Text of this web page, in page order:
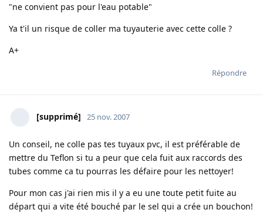
"ne convient pas pour l'eau potable"
Ya t'il un risque de coller ma tuyauterie avec cette colle ?
A+
Répondre
[supprimé] 25 nov. 2007
Un conseil, ne colle pas tes tuyaux pvc, il est préférable de
mettre du Teflon si tu a peur que cela fuit aux raccords des
tubes comme ca tu pourras les défaire pour les nettoyer!
Pour mon cas j'ai rien mis il y a eu une toute petit fuite au
départ qui a vite été bouché par le sel qui a crée un bouchon!